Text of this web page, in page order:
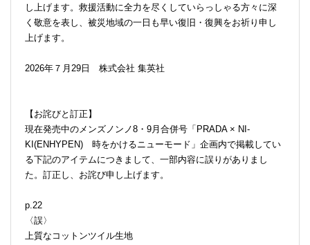
し上げます。救援活動に全力を尽くしていらっしゃる方々に深
く敬意を表し、被災地域の一日も早い復旧・復興をお祈り申し
上げます。
2026年７月29日 株式会社 集英社
【お詫びと訂正】
現在発売中のメンズノンノ8・9月合併号「PRADA × NI-
KI(ENHYPEN) 時をかけるニューモード」企画内で掲載してい
る下記のアイテムにつきまして、一部内容に誤りがありまし
た。訂正し、お詫び申し上げます。
p.22
〈誤〉
上質なコットンツイル生地